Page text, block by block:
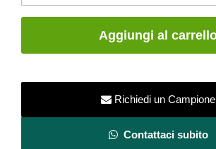
2.5x15
Aggiungi al
Richiedi un Campione
Contattaci subito